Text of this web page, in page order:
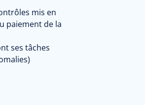
mis en
paiement de la
ses tâches